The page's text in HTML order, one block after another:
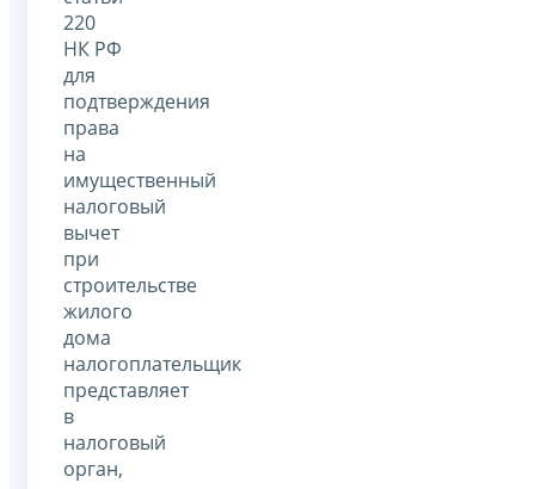
220
НК РФ
для
подтверждения
права
на
имущественный
налоговый
вычет
при
строительстве
жилого
дома
налогоплательщик
представляет
в
налоговый
орган,